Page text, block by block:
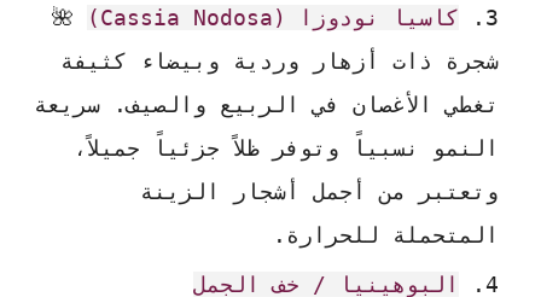
كاسيا نودوزا (Cassia Nodosa)
🌺
شجرة ذات أزهار وردية وبيضاء كثيفة
تغطي الأغصان في الربيع والصيف. سريعة
النمو نسبياً وتوفر ظلاً جزئياً جميلاً،
وتعتبر من أجمل أشجار الزينة
المتحملة للحرارة.
البوهينيا / خف الجمل